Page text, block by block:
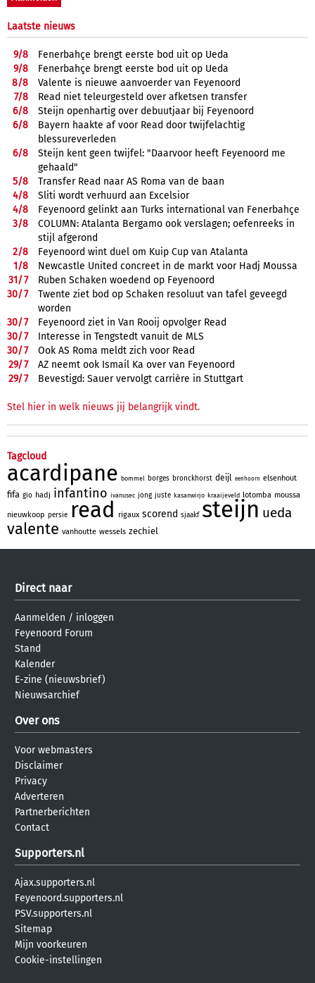
Laatste nieuws
9/8
Fenerbahçe brengt eerste bod uit op Ueda
9/8
Fenerbahçe brengt eerste bod uit op Ueda
8/8
Valente is nieuwe aanvoerder van Feyenoord
7/8
Read niet teleurgesteld over afketsen transfer
6/8
Steijn openhartig over debuutjaar bij Feyenoord
6/8
Bayern haakte af voor Read door twijfelachtig
blessureverleden
6/8
Steijn kent geen twijfel: "Daarvoor heeft Feyenoord me
gehaald"
5/8
Transfer Read naar AS Roma van de baan
4/8
Sliti wordt verhuurd aan Excelsior
4/8
Feyenoord gelinkt aan Turks international van Fenerbahçe
3/8
COLUMN: Atalanta Bergamo ook verslagen; oefenreeks in
stijl afgerond
2/8
Feyenoord wint duel om Kuip Cup van Atalanta
1/8
Newcastle United concreet in de markt voor Hadj Moussa
31/7
Ruben Schaken woedend op Feyenoord
30/7
Twente ziet bod op Schaken resoluut van tafel geveegd
worden
30/7
Feyenoord ziet in Van Rooij opvolger Read
30/7
Interesse in Tengstedt vanuit de MLS
30/7
Ook AS Roma meldt zich voor Read
29/7
AZ neemt ook Ismail Ka over van Feyenoord
29/7 Bevestigd: Sauer vervolgt carrière in Stuttgart
Stel hier in welk nieuws jij belangrijk vindt.
Tagcloud
acardipane bommel borges bronckhorst deijl eenhoorn elsenhout
fifa gio hadj infantino ivanusec jong juste kasanwirjo kraaijeveld lotomba moussa
nieuwkoop persie read rigaux scorend sjaakf steijn ueda
valente vanhoutte wessels zechiel
Direct naar
Aanmelden / inloggen
Feyenoord Forum
Stand
Kalender
E-zine (nieuwsbrief)
Nieuwsarchief
Over ons
Voor webmasters
Disclaimer
Privacy
Adverteren
Partnerberichten
Contact
Supporters.nl
Ajax.supporters.nl
Feyenoord.supporters.nl
PSV.supporters.nl
Sitemap
Mijn voorkeuren
Cookie-instellingen